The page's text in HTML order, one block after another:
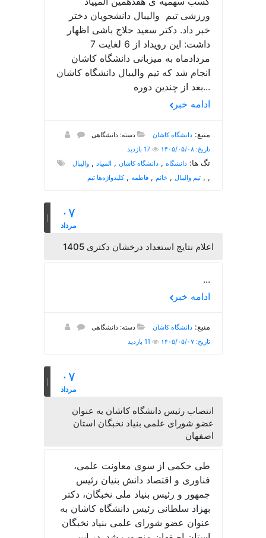
ورزشی تیم والیبال دانشجویان دختر
خبر داد. دکتر سعید حلاج باشی اظهار
داشت: این رویداد از 6 لغایت 7
مردادماه به میزبانی دانشگاه کاشان
انجام شد که تیم والیبال دانشگاه کاشان
بعد از چندین دوره...
ادامه خبر
منبع:دانشگاه کاشان
دسته: دانشگاهی
تاریخ: ۱۴۰۵/۰۵/۰۸
17 بازدید
تگ ها:دانشگاه ,دانشگاه کاشان , المپیاد ,والیبال
,تیم والیبال , خانم ,فاطمه ,کلیدواژه‌ها تیم ,
۰۷
مرداد
اعلام نتایج استعداد درخشان دکتری 1405
...
ادامه خبر
منبع:دانشگاه کاشان
دسته: دانشگاهی
تاریخ: ۱۴۰۵/۰۵/۰۷
۰۷
مرداد
انتصاب رئیس دانشگاه کاشان به عنوان
عضو شورای علمی بنیاد نخبگان استان
اصفهان
طی حکمی از سوی معاونت علمی،
فناوری و اقتصاد دانش بنیان رئیس
جمهور و رئیس بنیاد ملی نخبگان، دکتر
بهزاد سلطانی رئیس دانشگاه کاشان به
عنوان عضو شورای علمی بنیاد نخبگان